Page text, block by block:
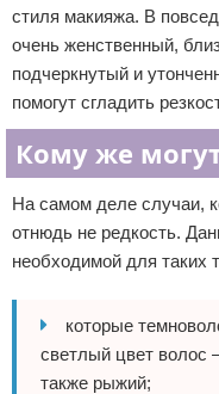
стиля макияжа. В
очень женственный,
подчеркнутый и
помогут сгладить
Кому же
На самом деле случаи,
отнюдь не редкость.
необходимой для таких
которые
светлый цвет волос
также рыжий;